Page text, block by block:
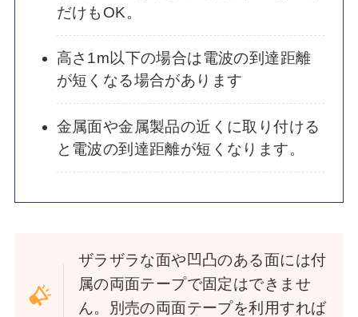
だけもOK。
高さ1m以下の場合は電波の到達距離
が短くなる場合があります
金属面や金属製品の近くに取り付ける
と電波の到達距離が短くなります。
ザラザラな面や凹凸のある面には付
属の両面テープで固定はできませ
ん。別売の両面テープを利用すれば